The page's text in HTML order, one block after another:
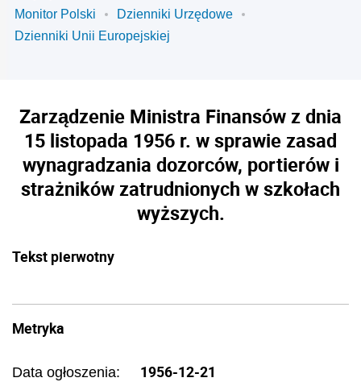
Monitor Polski
Dzienniki Urzędowe
Dzienniki Unii Europejskiej
Zarządzenie Ministra Finansów z dnia
15 listopada 1956 r. w sprawie zasad
wynagradzania dozorców, portierów i
strażników zatrudnionych w szkołach
wyższych.
Tekst pierwotny
Metryka
Data ogłoszenia: 1956-12-21